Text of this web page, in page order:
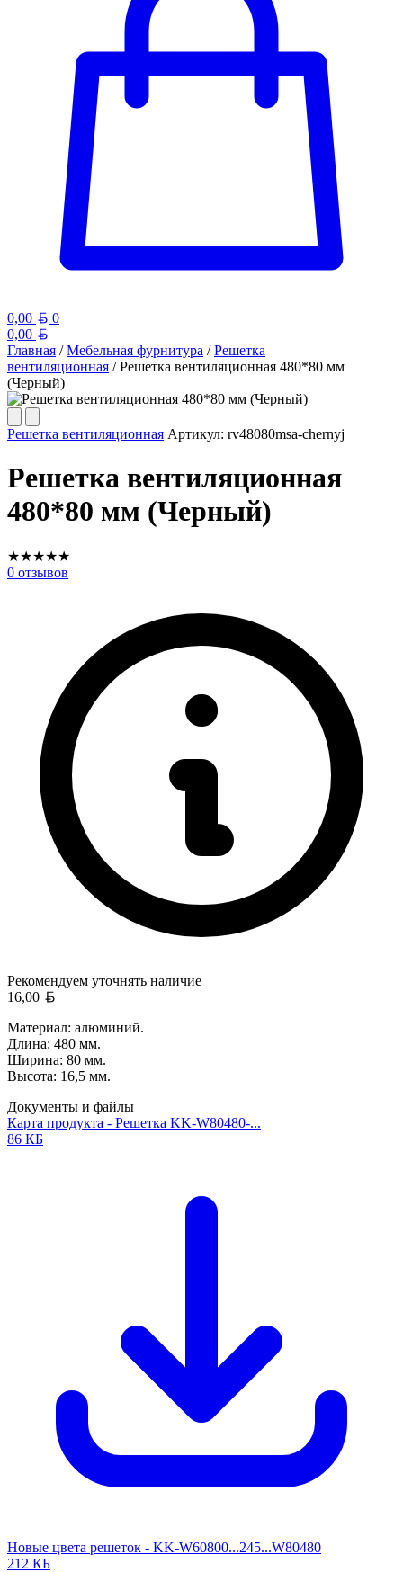
0,00 Белорусский рубль
0
0,00
Главная /Мебельная фурнитура /Решетка
вентиляционная / Решетка вентиляционная 480*80 мм
(Черный)
Решетка вентиляционная Артикул: rv48080msa-chernyj
Решетка вентиляционная
480*80 мм (Черный)
★★★★★
0 отзывов
Рекомендуем уточнять наличие
16,00
Материал: алюминий.
Длина: 480 мм.
Ширина: 80 мм.
Высота: 16,5 мм.
Документы и файлы
Карта продукта - Решетка KK-W80480-...
86 КБ
Новые цвета решеток - KK-W60800...245...W80480
212 КБ